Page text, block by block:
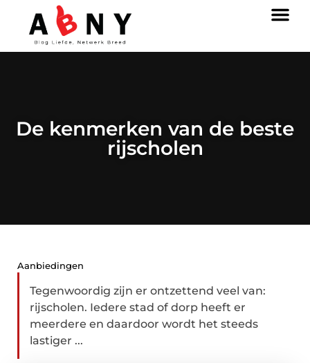
De kenmerken van de beste
rijscholen
Aanbiedingen
Tegenwoordig zijn er ontzettend veel van:
rijscholen. Iedere stad of dorp heeft er
meerdere en daardoor wordt het steeds
lastiger ...